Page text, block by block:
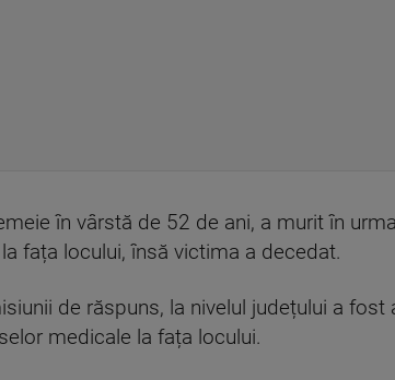
în vârstă de 52 de ani, a murit în
fața locului, însă victima a decedat.
de răspuns, la nivelul județului a fost
medicale la fața locului.